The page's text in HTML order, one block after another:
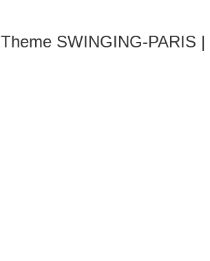
Theme SWINGING-PARIS